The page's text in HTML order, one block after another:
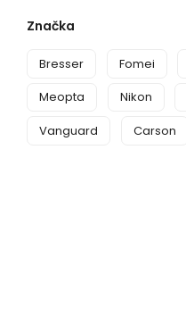
Značka
Bresser Fomei
Meopta
Nikon
Vanguard
Carson